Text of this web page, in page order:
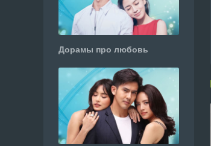
Дорамы про любовь